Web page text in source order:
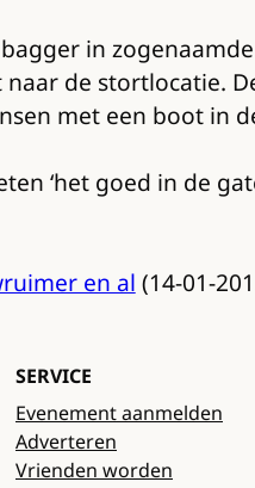
in
de stortlocatie.
met een boot in
‘het goed in de
en al (14-01-
SERVICE
Evenement aanmelden
Adverteren
Vrienden worden